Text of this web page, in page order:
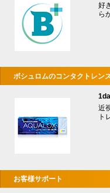
好
ら
ボシュロムのコンタクトレン
近
ト
お客様サポート